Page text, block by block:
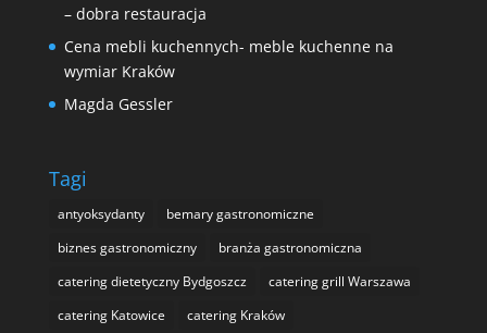
– dobra restauracja
Cena mebli kuchennych- meble kuchenne na
wymiar Kraków
Magda Gessler
Tagi
antyoksydanty
bemary gastronomiczne
biznes gastronomiczny
branża gastronomiczna
catering dietetyczny Bydgoszcz
catering grill Warszawa
catering Katowice
catering Kraków